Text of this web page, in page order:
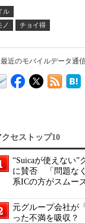
ル
ノ
チョイ得
近のモバイルデータ通
クセストップ10
“Suicaが使えない”
に賛否 「問題な
系ICの方がスムーズ
元グループ会社が
った不満を吸収？